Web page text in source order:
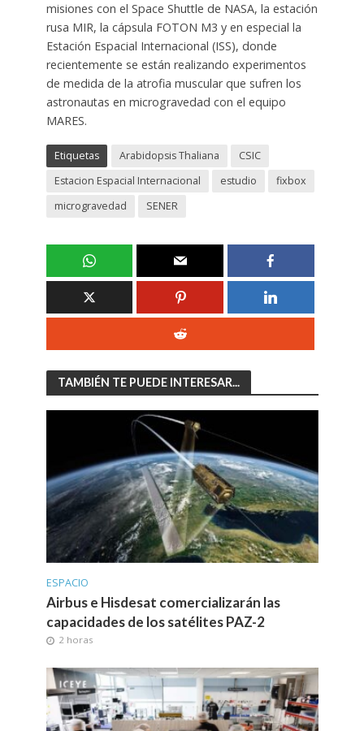
misiones con el Space Shuttle de NASA, la estación
rusa MIR, la cápsula FOTON M3 y en especial la
Estación Espacial Internacional (ISS), donde
recientemente se están realizando experimentos
de medida de la atrofia muscular que sufren los
astronautas en microgravedad con el equipo
MARES.
Etiquetas Arabidopsis Thaliana
CSIC
Estacion Espacial Internacional
estudio
fixbox
microgravedad
SENER
TAMBIÉN TE PUEDE INTERESAR...
ESPACIO
Airbus e Hisdesat comercializarán las
capacidades de los satélites PAZ-2
2 horas